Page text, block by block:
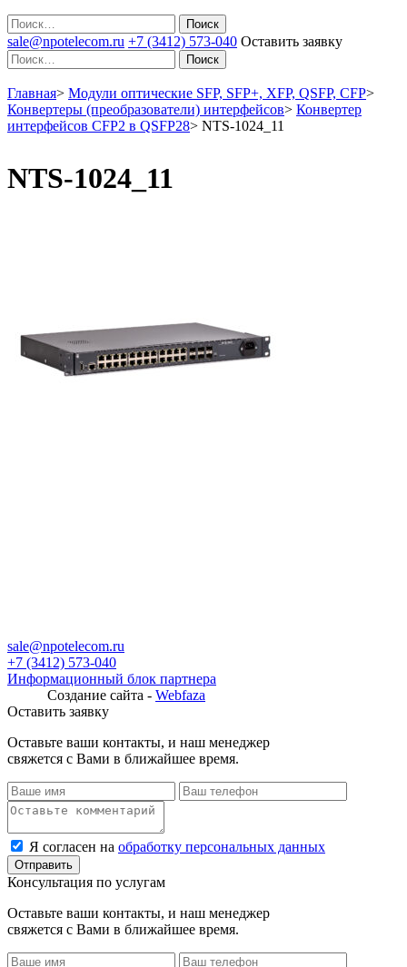
Поиск
sale@npotelecom.ru +7 (3412) 573-040 Оставить заявку
Поиск
Главная> Модули оптические SFP, SFP+, XFP, QSFP, CFP>
Конвертеры (преобразователи) интерфейсов> Конвертер
интерфейсов CFP2 в QSFP28> NTS-1024_11
NTS-1024_11
sale@npotelecom.ru
+7 (3412) 573-040
Информационный блок партнера
Создание сайта - Webfaza
Оставить заявку
Оставьте ваши контакты, и наш менеджер
свяжется с Вами в ближайшее время.
Я согласен на обработку персональных данных
Консультация по услугам
Оставьте ваши контакты, и наш менеджер
свяжется с Вами в ближайшее время.